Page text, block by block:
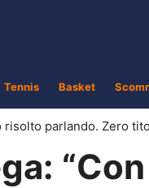
Tennis Basket
risolto parlando. Zero